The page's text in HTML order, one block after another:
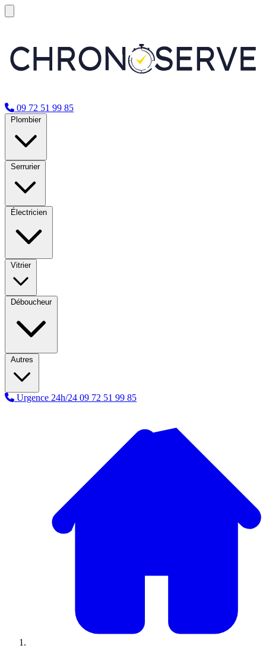
09 72 51 99 85
Plombier
Serrurier
Électricien
Vitrier
Déboucheur
Autres
Urgence 24h/24 09 72 51 99 85